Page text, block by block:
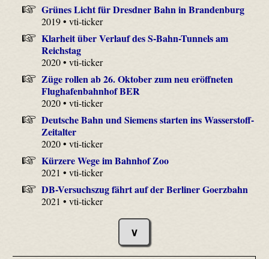
Grünes Licht für Dresdner Bahn in Brandenburg
2019 • vti-ticker
Klarheit über Verlauf des S-Bahn-Tunnels am
Reichstag
2020 • vti-ticker
Züge rollen ab 26. Oktober zum neu eröffneten
Flughafenbahnhof BER
2020 • vti-ticker
Deutsche Bahn und Siemens starten ins Wasserstoff-
Zeitalter
2020 • vti-ticker
Kürzere Wege im Bahnhof Zoo
2021 • vti-ticker
DB-Versuchszug fährt auf der Berliner Goerzbahn
2021 • vti-ticker
∨